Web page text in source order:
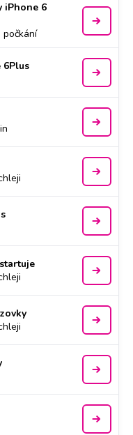
iPhone 6
počkání
6Plus